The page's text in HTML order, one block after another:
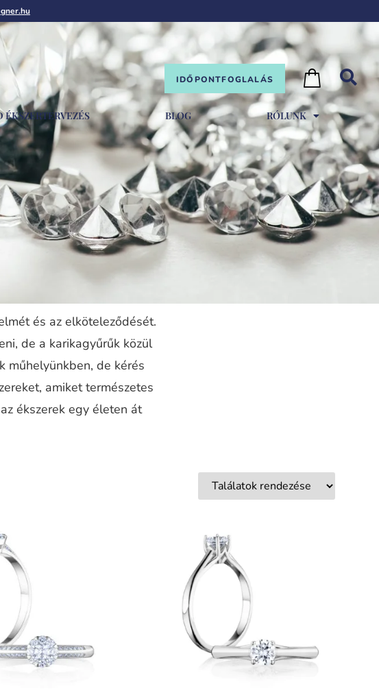
IDŐPONTFOGLALÁS
ÉKSZERTERVEZÉS BLOG RÓLUNK
és az elköteleződését.
de a karikagyűrűk közül
műhelyünkben, de kérés
amiket természetes
ékszerek egy életen át